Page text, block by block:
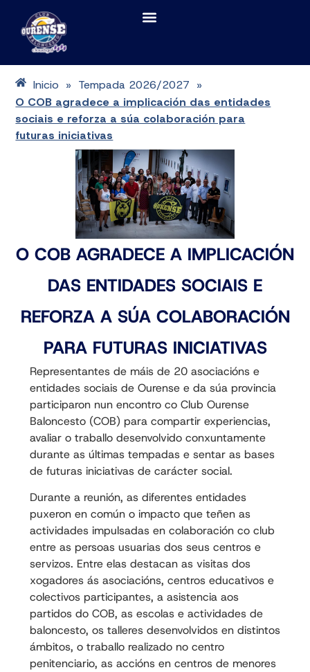
Inicio » Tempada 2026/2027 »
O COB agradece a implicación das entidades
sociais e reforza a súa colaboración para
futuras iniciativas
O COB AGRADECE A IMPLICACIÓN
DAS ENTIDADES SOCIAIS E
REFORZA A SÚA COLABORACIÓN
PARA FUTURAS INICIATIVAS
Representantes de máis de 20 asociacións e
entidades sociais de Ourense e da súa provincia
participaron nun encontro co Club Ourense
Baloncesto (COB) para compartir experiencias,
avaliar o traballo desenvolvido conxuntamente
durante as últimas tempadas e sentar as bases
de futuras iniciativas de carácter social.
Durante a reunión, as diferentes entidades
puxeron en común o impacto que teñen as
actividades impulsadas en colaboración co club
entre as persoas usuarias dos seus centros e
servizos. Entre elas destacan as visitas dos
xogadores ás asociacións, centros educativos e
colectivos participantes, a asistencia aos
partidos do COB, as escolas e actividades de
baloncesto, os talleres desenvolvidos en distintos
ámbitos, o traballo realizado no centro
penitenciario, as accións en centros de menores